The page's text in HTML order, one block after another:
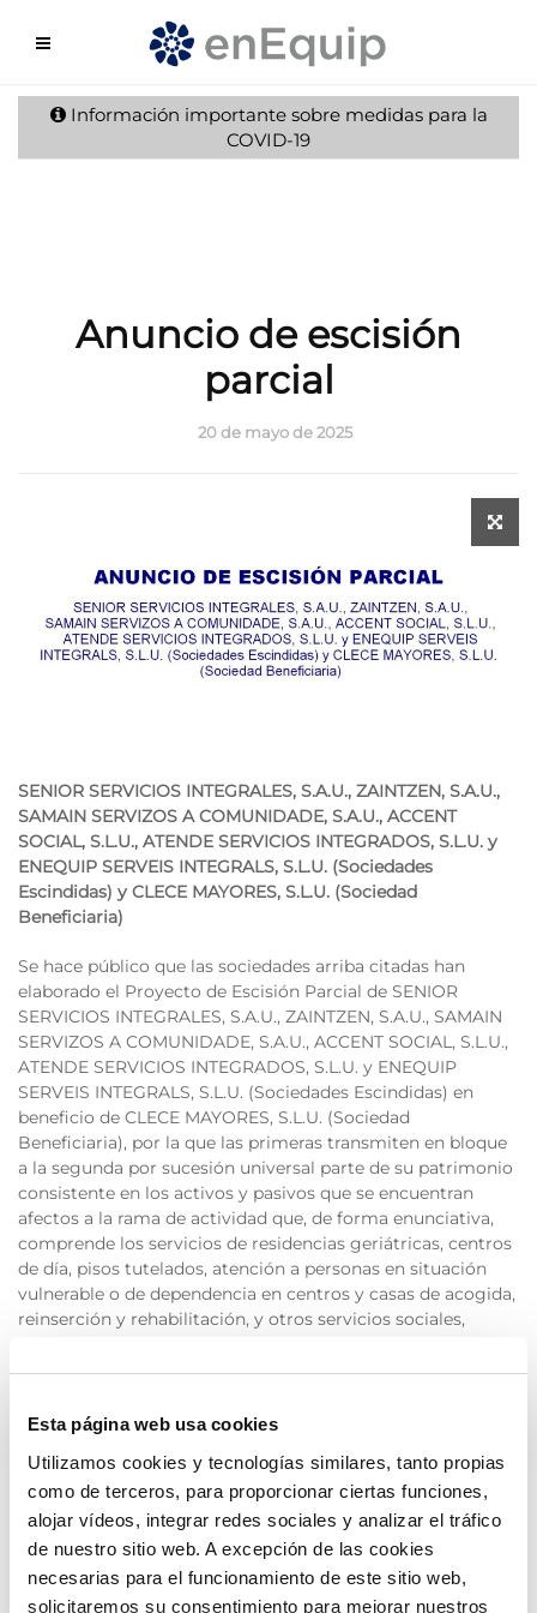
Esta página web usa cookies
Utilizamos cookies y tecnologías similares, tanto propias
como de terceros, para proporcionar ciertas funciones,
alojar vídeos, integrar redes sociales y analizar el tráfico
de nuestro sitio web. A excepción de las cookies
necesarias para el funcionamiento de este sitio web,
solicitaremos su consentimiento para mejorar nuestros
Información importante sobre medidas para la
COVID-19
Anuncio de escisión
parcial
20 de mayo de 2025
SENIOR SERVICIOS INTEGRALES, S.A.U., ZAINTZEN, S.A.U.,
SAMAIN SERVIZOS A COMUNIDADE, S.A.U., ACCENT
SOCIAL, S.L.U., ATENDE SERVICIOS INTEGRADOS, S.L.U. y
ENEQUIP SERVEIS INTEGRALS, S.L.U. (Sociedades
Escindidas) y CLECE MAYORES, S.L.U. (Sociedad
Beneficiaria)
Se hace público que las sociedades arriba citadas han
elaborado el Proyecto de Escisión Parcial de SENIOR
SERVICIOS INTEGRALES, S.A.U., ZAINTZEN, S.A.U., SAMAIN
SERVIZOS A COMUNIDADE, S.A.U., ACCENT SOCIAL, S.L.U.,
ATENDE SERVICIOS INTEGRADOS, S.L.U. y ENEQUIP
SERVEIS INTEGRALS, S.L.U. (Sociedades Escindidas) en
beneficio de CLECE MAYORES, S.L.U. (Sociedad
Beneficiaria), por la que las primeras transmiten en bloque
a la segunda por sucesión universal parte de su patrimonio
consistente en los activos y pasivos que se encuentran
afectos a la rama de actividad que, de forma enunciativa,
comprende los servicios de residencias geriátricas, centros
de día, pisos tutelados, atención a personas en situación
vulnerable o de dependencia en centros y casas de acogida,
reinserción y rehabilitación, y otros servicios sociales,
los representantes físicos del Administrador Único de las
Está previsto que la Junta General de las sociedades
implicadas a celebrar el 26 de junio de 2025 apruebe, en su
caso, la operación de escisión parcial que tiene como base
el mencionado Proyecto, así como los Balances de
Escisión, cerrados a 31 de diciembre de 2024.